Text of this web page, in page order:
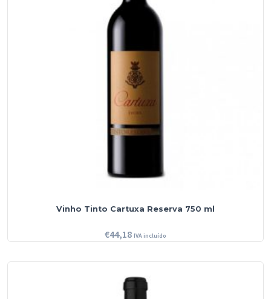
Vinho Tinto Cartuxa Reserva 750 ml
€44,18 IVA incluído